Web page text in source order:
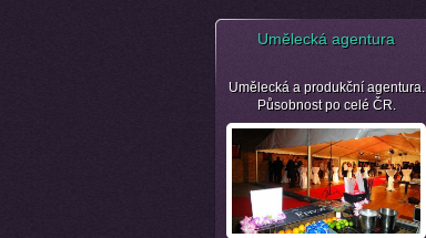
Umělecká agentura
Umělecká a produkční agentura.
Působnost po celé ČR.